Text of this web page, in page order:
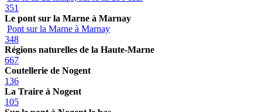
351
Le pont sur la Marne à Marnay
Pont sur la Marne à Marnay
348
Régions naturelles de la Haute-Marne
667
Coutellerie de Nogent
136
La Traire à Nogent
105